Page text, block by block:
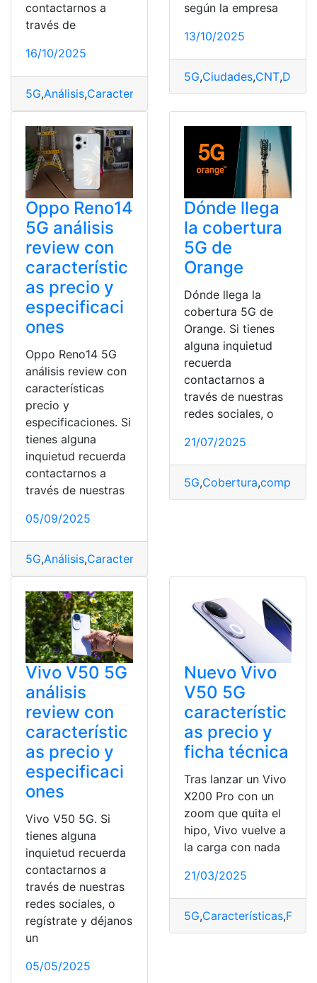
contactarnos a
través de
16/10/2025
5G,Análisis,Características ,Especificaciones,Lite,
según la empresa
13/10/2025
5G,Ciudades,CNT,
Oppo Reno14
5G análisis
review con
característic
as precio y
especificaci
ones
Oppo Reno14 5G
análisis review con
características
precio y
especificaciones. Si
tienes alguna
inquietud recuerda
contactarnos a
través de nuestras
05/09/2025
5G,Análisis,Características
Dónde llega
la cobertura
5G de
Orange
Dónde llega la
cobertura 5G de
Orange. Si tienes
alguna inquietud
recuerda
contactarnos a
través de nuestras
redes sociales, o
21/07/2025
5G,Cobertura,
Vivo V50 5G
análisis
review con
característic
as precio y
especificaci
ones
Vivo V50 5G. Si
tienes alguna
inquietud recuerda
contactarnos a
través de nuestras
redes sociales, o
regístrate y déjanos
un
05/05/2025
Nuevo Vivo
V50 5G
característic
as precio y
ficha técnica
Tras lanzar un Vivo
X200 Pro con un
zoom que quita el
hipo, Vivo vuelve a
la carga con nada
21/03/2025
5G,Características,Ficha